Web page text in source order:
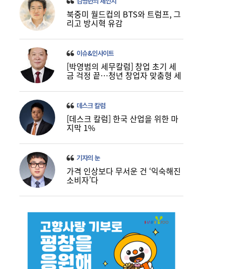
10:19
‘릴레이 흑자 전환’에도 못 웃는 K석화…변수
는 독일 ‘라인강’ 수위
북중미 월드컵의 BTS와 트럼프, 그
리고 방시혁 유감
이슈&인사이트
[박영범의 세무칼럼] 창업 초기 세
금 걱정 끝…청년 창업자 맞춤형 세
데스크 칼럼
[데스크 칼럼] 한국 산업을 위한 마
지막 1%
기자의 눈
가격 인상보다 무서운 건 ‘익숙해진
소비자’다